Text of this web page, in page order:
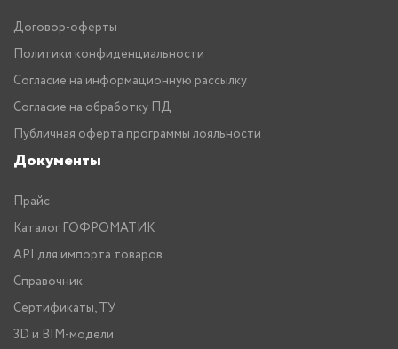
Договор-оферты
Политики конфиденциальности
Согласие на информационную рассылку
Согласие на обработку ПД
Публичная оферта программы лояльности
Документы
Прайс
Каталог ГОФРОМАТИК
API для импорта товаров
Справочник
Сертификаты, ТУ
3D и BIM-модели